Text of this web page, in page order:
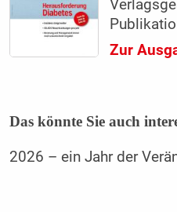
Zur
Das könnte Sie auch
2026 – ein Jahr der